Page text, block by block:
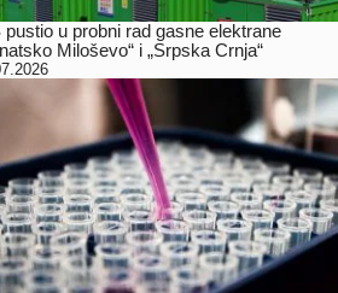
pustio u probni rad gasne elektrane
Miloševo“ i „Srpska Crnja“